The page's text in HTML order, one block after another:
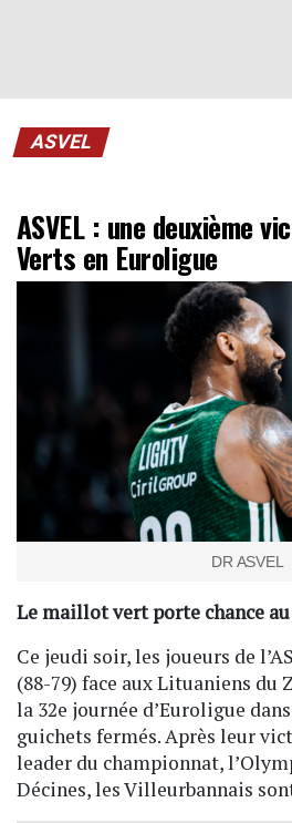
ASVEL
ASVEL : une deuxième
Verts en Euroligue
DR ASVEL
Le maillot vert porte chance
Ce jeudi soir, les joueurs de
(88-79) face aux Lituaniens du
la 32e journée d’Euroligue
guichets fermés. Après leur
leader du championnat,
Décines, les Villeurbannais